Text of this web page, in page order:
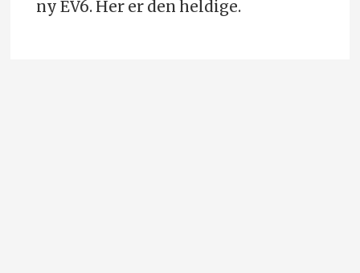
ny EV6. Her er den heldige.